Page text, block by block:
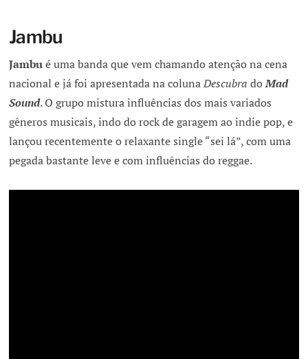
Jambu
Jambué uma banda que vem chamando atenção na cena
nacional e já foi apresentada na colunaDescubra doMad
Sound. O grupo mistura influências dos mais variados
gêneros musicais, indo do rock de garagem ao indie pop, e
lançou recentemente o relaxante single “sei lá”, com uma
pegada bastante leve e com influências do reggae.